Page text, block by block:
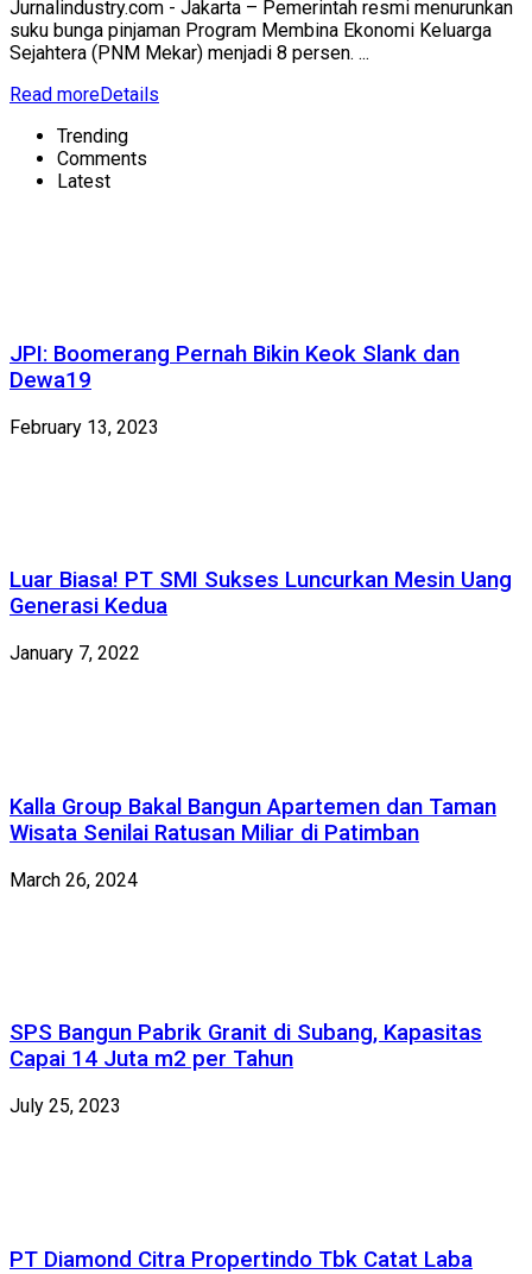
Jurnalindustry.com - Jakarta – Pemerintah resmi menurunkan
suku bunga pinjaman Program Membina Ekonomi Keluarga
Sejahtera (PNM Mekar) menjadi 8 persen. ...
Read moreDetails
Trending
Comments
Latest
JPI: Boomerang Pernah Bikin Keok Slank dan
Dewa19
February 13, 2023
Luar Biasa! PT SMI Sukses Luncurkan Mesin Uang
Generasi Kedua
January 7, 2022
Kalla Group Bakal Bangun Apartemen dan Taman
Wisata Senilai Ratusan Miliar di Patimban
March 26, 2024
SPS Bangun Pabrik Granit di Subang, Kapasitas
Capai 14 Juta m2 per Tahun
July 25, 2023
PT Diamond Citra Propertindo Tbk Catat Laba